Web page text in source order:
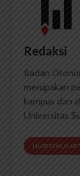
Redaksi
Badan
merupakan
kampus dan
Universitas
LIHAT SEMUA